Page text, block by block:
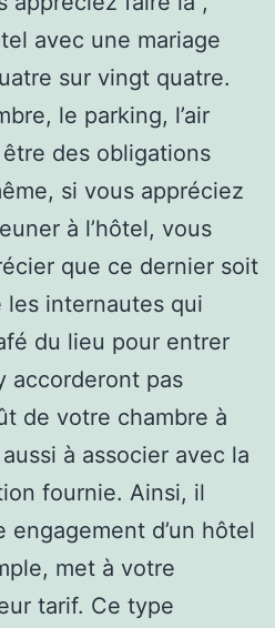
avec une mariage
sur vingt quatre.
le parking, l’air
des obligations
si vous appréciez
à l’hôtel, vous
que ce dernier soit
les internautes qui
du lieu pour entrer
accorderont pas
de votre chambre à
à associer avec la
fournie. Ainsi, il
engagement d’un hôtel
met à votre
tarif. Ce type